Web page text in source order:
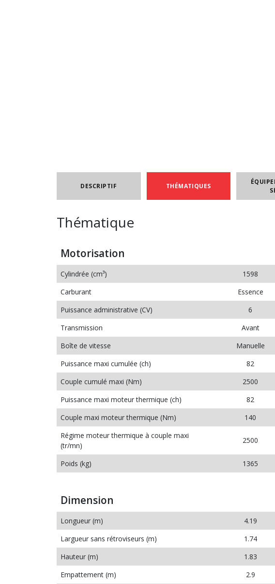
DESCRIPTIF THÉMATIQUES
Thématique
Motorisation
Cylindrée (cm³)
1598
Carburant
Essence
Puissance administrative (CV)
6
Transmission
Avant
Boîte de vitesse
Manuelle
Puissance maxi cumulée (ch)
82
Couple cumulé maxi (Nm)
2500
Puissance maxi moteur thermique (ch)
82
Couple maxi moteur thermique (Nm)
140
Régime moteur thermique à couple maxi
(tr/mn)
2500
Poids (kg) 1365
Dimension
Longueur (m)
4.19
Largueur sans rétroviseurs (m)
1.74
Hauteur (m)
1.83
Empattement (m)
2.9